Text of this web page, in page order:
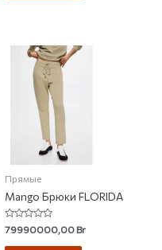
Прямые
Mango Брюки FLORIDA
Rated
0
out
79990000,00Br